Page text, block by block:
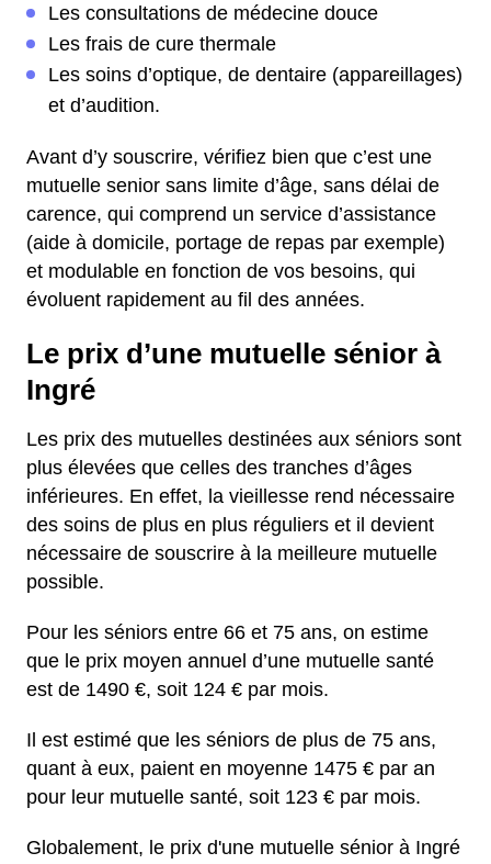
Les consultations de médecine douce
Les frais de cure thermale
Les soins d’optique, de dentaire (appareillages)
et d’audition.
Avant d’y souscrire, vérifiez bien que c’est une
mutuelle senior sans limite d’âge, sans délai de
carence, qui comprend un service d’assistance
(aide à domicile, portage de repas par exemple)
et modulable en fonction de vos besoins, qui
évoluent rapidement au fil des années.
Le prix d’une mutuelle sénior à
Ingré
Les prix des mutuelles destinées aux séniors sont
plus élevées que celles des tranches d’âges
inférieures. En effet, la vieillesse rend nécessaire
des soins de plus en plus réguliers et il devient
nécessaire de souscrire à la meilleure mutuelle
possible.
Pour les séniors entre 66 et 75 ans, on estime
que le prix moyen annuel d’une mutuelle santé
est de 1490 €, soit 124 € par mois.
Il est estimé que les séniors de plus de 75 ans,
quant à eux, paient en moyenne 1475 € par an
pour leur mutuelle santé, soit 123 € par mois.
Globalement, le prix d'une mutuelle sénior à Ingré